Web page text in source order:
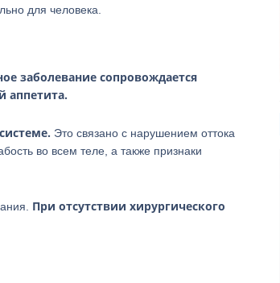
для человека.
заболевание сопровождается
аппетита.
Это связано с нарушением оттока
во всем теле, а также признаки
При отсутствии хирургического